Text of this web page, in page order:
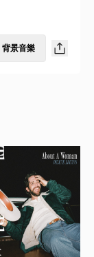
背景音樂